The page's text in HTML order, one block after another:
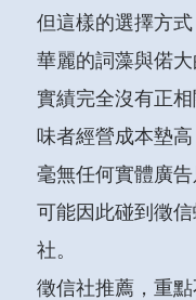
但這樣的選擇方
華麗的詞藻與偌
實績完全沒有正
味者經營成本墊
毫無任何實體廣
可能因此碰到徵
社。
徵信社推薦，重